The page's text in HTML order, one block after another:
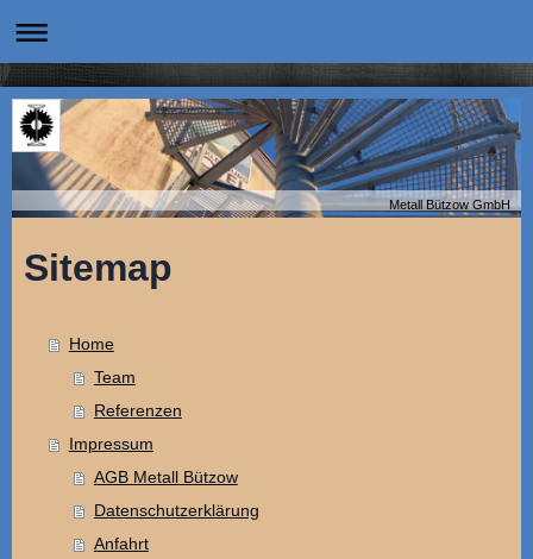
Metall Bützow GmbH
Sitemap
Home
Team
Referenzen
Impressum
AGB Metall Bützow
Datenschutzerklärung
Anfahrt